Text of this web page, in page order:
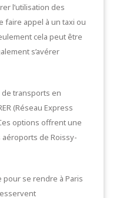
l’utilisation des
faire appel à un taxi ou
cela peut être
s’avérer
de transports en
(Réseau Express
options offrent une
de Roissy-
pour se rendre à Paris